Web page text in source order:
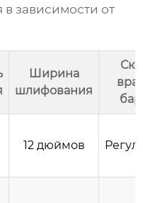
в зависимости от
Ширина
шлифования
12 дюймов